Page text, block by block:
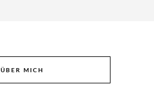
ÜBER MICH